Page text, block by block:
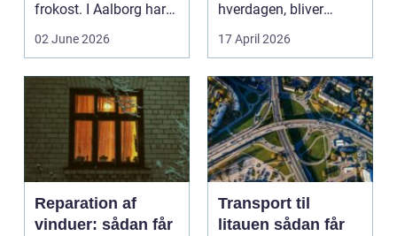
frokost. I Aalborg har
den klassiske spis...
02 June 2026
hverdagen, bliver
grænsen...
17 April 2026
Reparation af
vinduer: sådan får
Transport til
litauen sådan får